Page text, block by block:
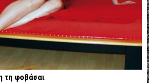
τη φοβάσαι